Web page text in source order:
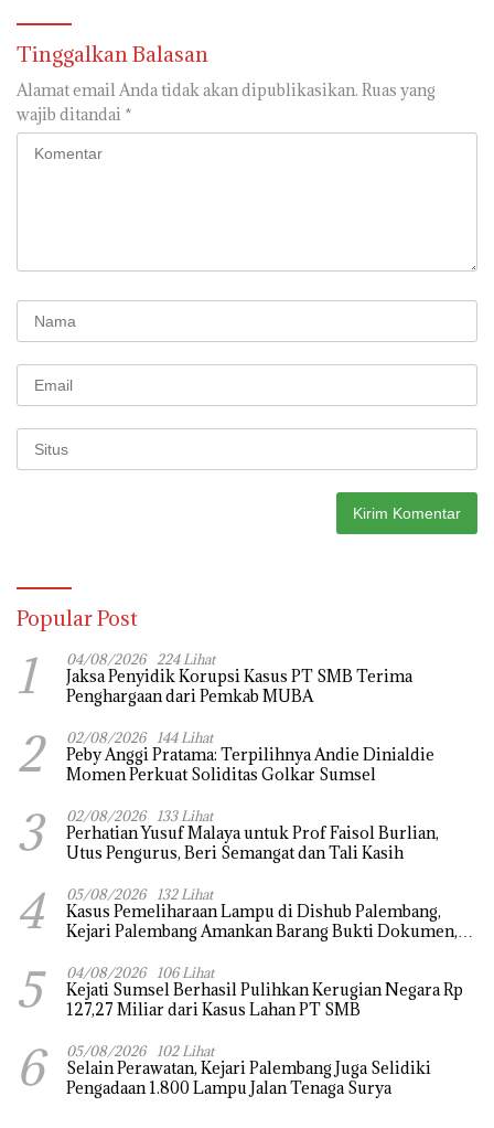
Tinggalkan Balasan
Alamat email Anda tidak akan dipublikasikan. Ruas yang
wajib ditandai *
Popular Post
1 04/08/2026 224 Lihat
Jaksa Penyidik Korupsi Kasus PT SMB Terima
Penghargaan dari Pemkab MUBA
2 02/08/2026 144 Lihat
Peby Anggi Pratama: Terpilihnya Andie Dinialdie
Momen Perkuat Soliditas Golkar Sumsel
3 02/08/2026 133 Lihat
Perhatian Yusuf Malaya untuk Prof Faisol Burlian,
Utus Pengurus, Beri Semangat dan Tali Kasih
4 05/08/2026 132 Lihat
Kasus Pemeliharaan Lampu di Dishub Palembang,
Kejari Palembang Amankan Barang Bukti Dokumen,
5 04/08/2026 106 Lihat
Kejati Sumsel Berhasil Pulihkan Kerugian Negara Rp
127,27 Miliar dari Kasus Lahan PT SMB
6 05/08/2026 102 Lihat
Selain Perawatan, Kejari Palembang Juga Selidiki
Pengadaan 1.800 Lampu Jalan Tenaga Surya